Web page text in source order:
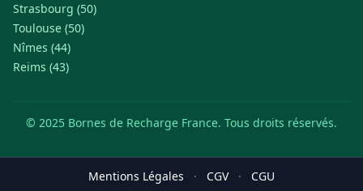
Strasbourg (50)
Toulouse (50)
Nîmes (44)
Reims (43)
© 2025 Bornes de Recharge France. Tous droits réservés.
Mentions Légales · CGV · CGU